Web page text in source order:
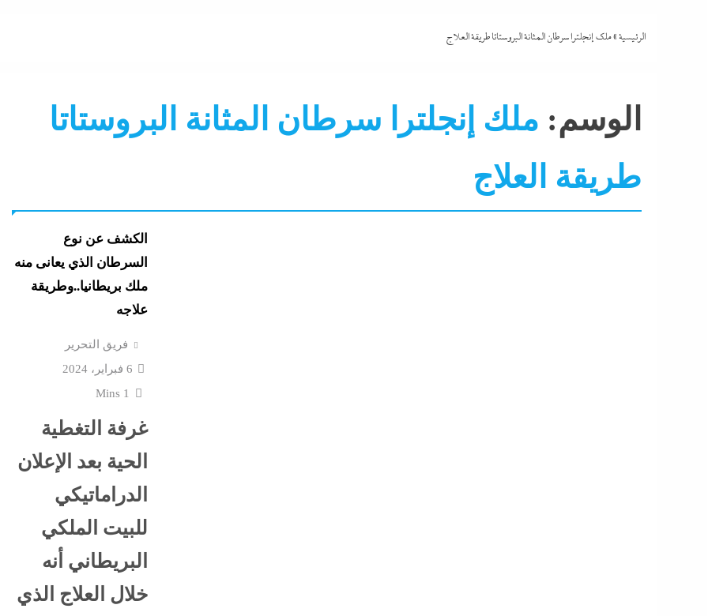
الرئيسية»ملك إنجلترا سرطان المثانة البروستاتا طريقة العلاج
الوسم: ملك إنجلترا سرطان المثانة البروستاتا
طريقة العلاج
التحليل اللحظي جاءنا الآن عرب و عالم نشرة لايف
الكشف عن نوع
السرطان الذي يعانى منه
ملك بريطانيا..وطريقة
علاجه
فريق التحرير
6 فبراير، 2024
1 Mins
غرفة التغطية
الحية بعد الإعلان
الدراماتيكي
للبيت الملكي
البريطاني أنه
خلال العلاج الذي